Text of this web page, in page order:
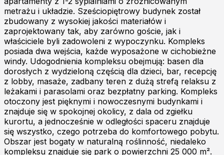
metrażu i układzie. Sześciopiętrowy budynek został
zbudowany z wysokiej jakości materiałów i
zaprojektowany tak, aby zarówno goście, jak i
właściciele byli zadowoleni z wypoczynku. Kompleks
posiada dwa wejścia, każde wyposażone w cichobieżne
windy. Udogodnienia kompleksu obejmują: basen dla
dorosłych z wydzieloną częścią dla dzieci, bar, recepcję
z lobby, masaże, zadbany teren z dużą strefą relaksu z
leżakami i parasolami oraz bezpłatny parking. Kompleks
otoczony jest pięknymi i nowoczesnymi budynkami i
znajduje się w spokojnej okolicy, z dala od zgiełku
kurortu, a jednocześnie w odległości spaceru znajduje
się wszystko, czego potrzeba do komfortowego pobytu.
Obszar jest bogaty w naturalną roślinność, niedaleko
kompleksu znajduje się park o powierzchni 25 000 m².